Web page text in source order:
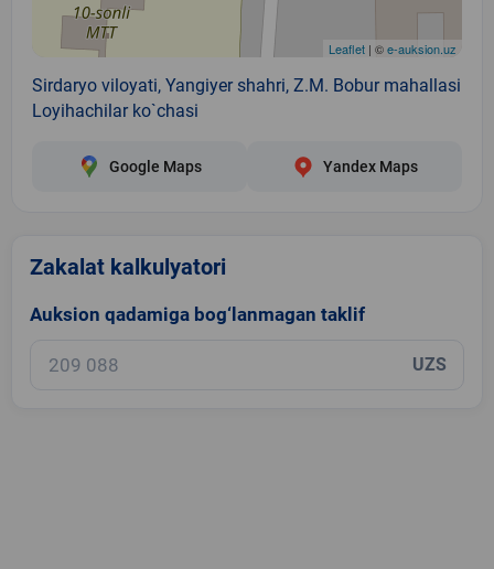
Leaflet | ©e-auksion.uz
Sirdaryo viloyati, Yangiyer shahri, Z.M. Bobur mahallasi
Loyihachilar ko`chasi
Google Maps Yandex Maps
Zakalat kalkulyatori
Auksion qadamiga bog‘lanmagan taklif
UZS